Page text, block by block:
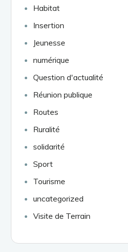
Habitat
Insertion
Jeunesse
numérique
Question d'actualité
Réunion publique
Routes
Ruralité
solidarité
Sport
Tourisme
uncategorized
Visite de Terrain